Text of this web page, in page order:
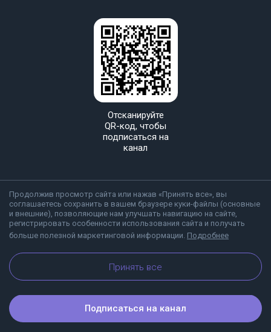
Продолжив просмотр сайта или нажав «Принять все», вы
соглашаетесь сохранить в вашем браузере куки-файлы (основные
и внешние), позволяющие нам улучшать навигацию на сайте,
регистрировать особенности использования сайта и получать
больше полезной маркетинговой информации. Подробнее
Принять все
Отсканируйте
QR-код, чтобы
подписаться на
канал
О Viber Блог
Подписаться на канал